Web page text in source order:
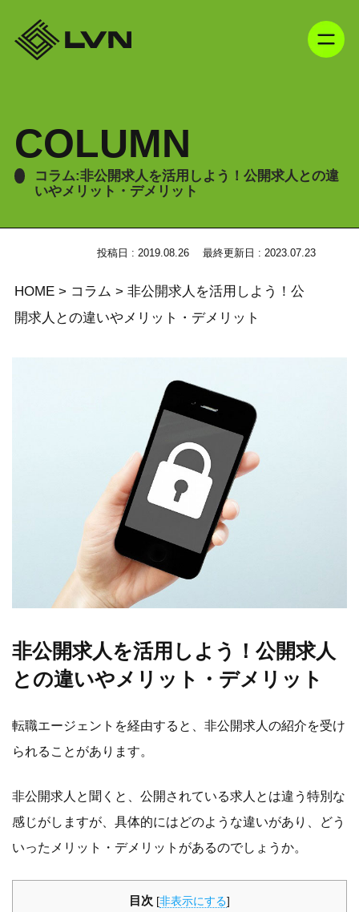
COLUMN
コラム:非公開求人を活用しよう！公開求人との違
いやメリット・デメリット
投稿日 : 2019.08.26 最終更新日 : 2023.07.23
HOME> コラム > 非公開求人を活用しよう！公
開求人との違いやメリット・デメリット
非公開求人を活用しよう！公開求人
との違いやメリット・デメリット
転職エージェントを経由すると、非公開求人の紹介を受け
られることがあります。
非公開求人と聞くと、公開されている求人とは違う特別な
感じがしますが、具体的にはどのような違いがあり、どう
いったメリット・デメリットがあるのでしょうか。
目次 [非表示にする]